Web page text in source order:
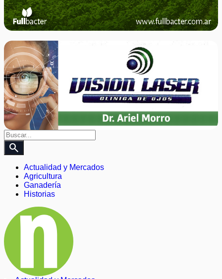
search
Actualidad y Mercados
Agricultura
Ganadería
Historias